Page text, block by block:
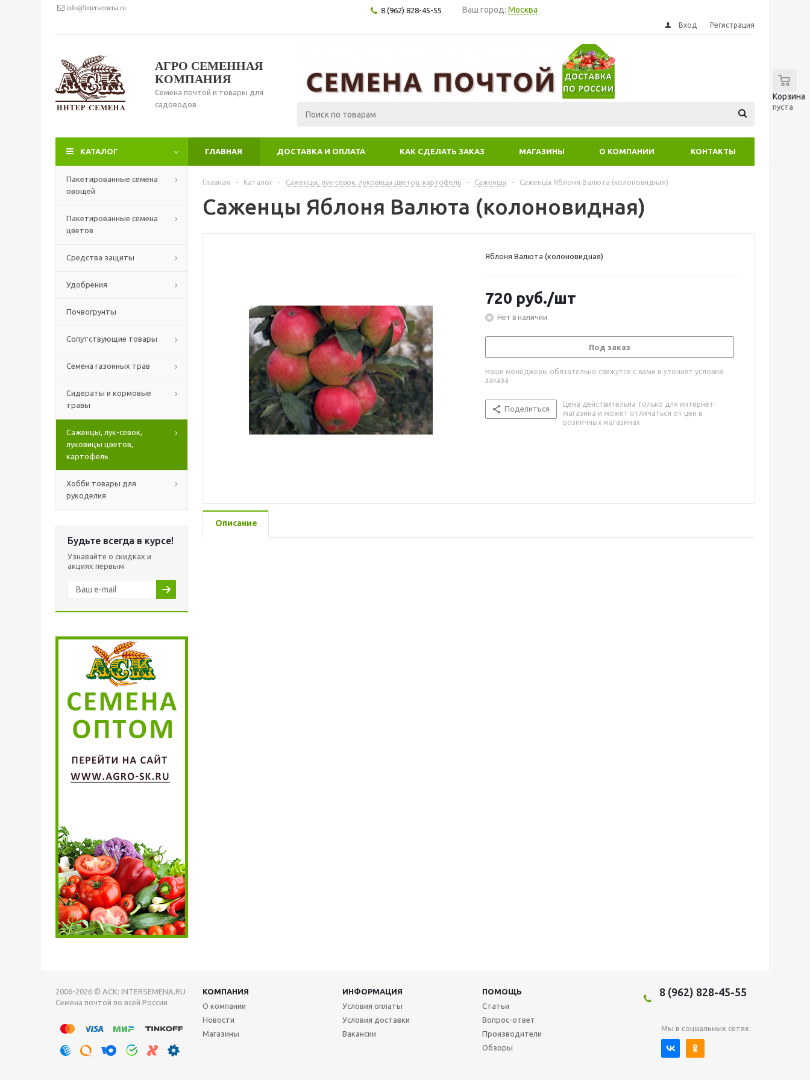
info@intersemena.ru 8 (962) 828-45-55 Ваш город: Москва
Вход Регистрация
АГРО СЕМЕННАЯ
КОМПАНИЯ
Семена почтой и товары для
садоводов
Корзина
пуста
КАТАЛОГ ГЛАВНАЯ ДОСТАВКА И ОПЛАТА КАК СДЕЛАТЬ ЗАКАЗ МАГАЗИНЫ О КОМПАНИИ КОНТАКТЫ
Пакетированные семена
овощей
Пакетированные семена
цветов
Средства защиты
Удобрения
Почвогрунты
Сопутствующие товары
Семена газонных трав
Сидераты и кормовые
травы
Саженцы, лук-севок,
луковицы цветов,
картофель
Хобби товары для
рукоделия
Будьте всегда в курсе!
Узнавайте о скидках и
акциях первым
Главная - Каталог - Саженцы, лук-севок, луковицы цветов, картофель - Саженцы - Саженцы Яблоня Валюта (колоновидная)
Саженцы Яблоня Валюта (колоновидная)
Яблоня Валюта (колоновидная)
720 руб./шт
Нет в наличии
Под заказ
Наши менеджеры обязательно свяжутся с вами и уточнят условия
заказа
Поделиться
Цена действительна только для интернет-
магазина и может отличаться от цен в
розничных магазинах
Описание
2006-2026 © АСК: INTERSEMENA.RU
Семена почтой по всей России
КОМПАНИЯ ИНФОРМАЦИЯ
ПОМОЩЬ
О компании
Новости
Магазины
Условия оплаты
Условия доставки
Вакансии
Статьи
Вопрос-ответ
Производители
Обзоры
8 (962) 828-45-55
Мы в социальных сетях: